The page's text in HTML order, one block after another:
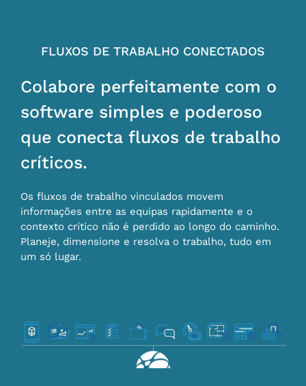
FLUXOS DE TRABALHO CONECTADOS
Colabore perfeitamente com o
software simples e poderoso
que conecta fluxos de trabalho
críticos.
Os fluxos de trabalho vinculados movem
informações entre as equipas rapidamente e o
contexto crítico não é perdido ao longo do caminho.
Planeje, dimensione e resolva o trabalho, tudo em
um só lugar.